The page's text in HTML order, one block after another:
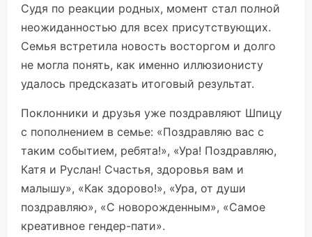
Судя по реакции родных, момент стал полной
неожиданностью для всех присутствующих.
Семья встретила новость восторгом и долго
не могла понять, как именно иллюзионисту
удалось предсказать итоговый результат.
Поклонники и друзья уже поздравляют Шпицу
с пополнением в семье: «Поздравляю вас с
таким событием, ребята!», «Ура! Поздравляю,
Катя и Руслан! Счастья, здоровья вам и
малышу», «Как здорово!», «Ура, от души
поздравляю», «С новорожденным», «Самое
креативное гендер-пати».